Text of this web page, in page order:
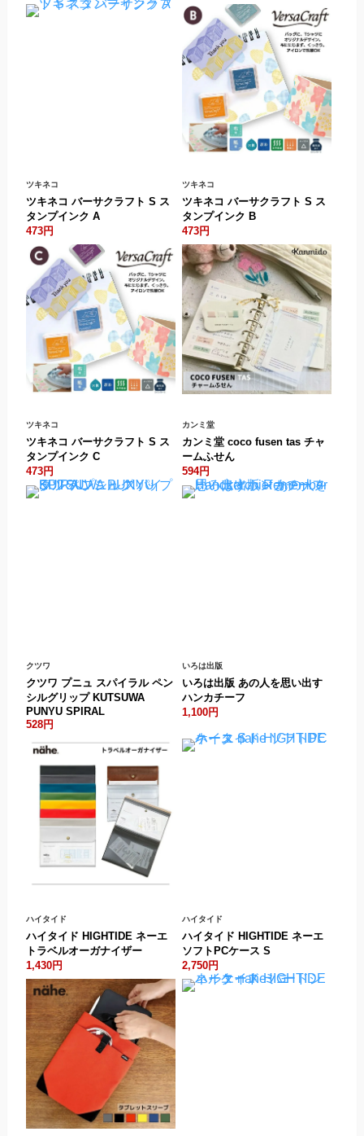
ツキネコ
ツキネコ バーサクラフト S ス
タンプインク A
473円
ツキネコ
ツキネコ バーサクラフト S ス
タンプインク B
473円
ツキネコ
ツキネコ バーサクラフト S ス
タンプインク C
473円
カンミ堂
カンミ堂 coco fusen tas チャ
ームふせん
594円
クツワ
クツワ プニュ スパイラル ペン
シルグリップ KUTSUWA
PUNYU SPIRAL
528円
いろは出版
いろは出版 あの人を思い出す
ハンカチーフ
1,100円
ハイタイド
ハイタイド HIGHTIDE ネーエ
トラベルオーガナイザー
1,430円
ハイタイド
ハイタイド HIGHTIDE ネーエ
ソフトPCケース S
2,750円